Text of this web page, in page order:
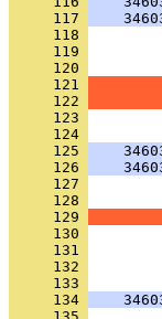
     117
     118
     119
     120
     121
     122
     123
     124
     125
     126
     127
     128
     129
     130
     131
     132
     133
     134